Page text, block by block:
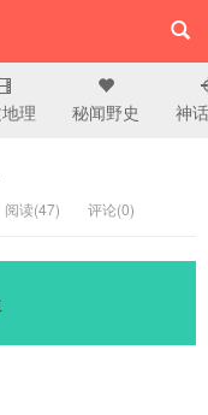
理 秘闻野史 神
阅读(47) 评论(0)